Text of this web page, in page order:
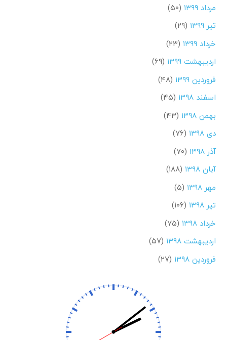
مرداد ۱۳۹۹
(۵۰)
تیر ۱۳۹۹
(۲۹)
خرداد ۱۳۹۹
(۲۳)
اردیبهشت ۱۳۹۹
(۶۹)
فروردین ۱۳۹۹
(۴۸)
اسفند ۱۳۹۸
(۴۵)
بهمن ۱۳۹۸
(۴۳)
دی ۱۳۹۸
(۷۶)
آذر ۱۳۹۸
(۷۰)
آبان ۱۳۹۸
(۱۸۸)
مهر ۱۳۹۸
(۵)
تیر ۱۳۹۸
(۱۰۶)
خرداد ۱۳۹۸
(۷۵)
اردیبهشت ۱۳۹۸
(۵۷)
فروردین ۱۳۹۸
(۲۷)